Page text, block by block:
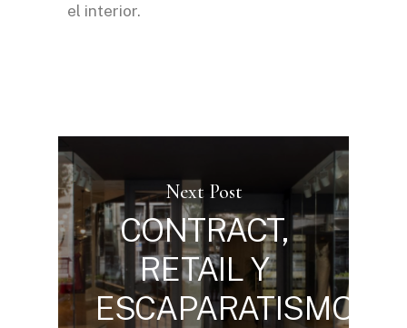
el interior.
Next Post
CONTRACT,
RETAIL Y
ESCAPARATISMO